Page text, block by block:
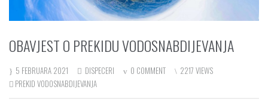
OBAVJEST O PREKIDU VODOSNABDIJEVANJA
5 FEBRUARA 2021 DISPECERI 0 COMMENT
2217 VIEWS
PREKID VODOSNABDIJEVANJA